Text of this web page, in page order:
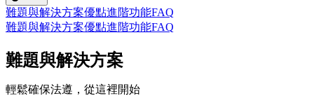
難題與解決方案優點進階功能FAQ
難題與解決方案優點進階功能FAQ
難題與解決方案
輕鬆確保法遵，從這裡開始